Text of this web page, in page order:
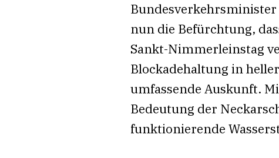
nun die Befürchtung,
Sankt-Nimmerleinstag
Blockadehaltung in
umfassende Auskunft.
Bedeutung der
funktionierende